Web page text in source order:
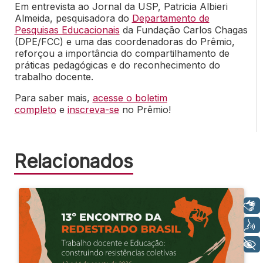
Em entrevista ao Jornal da USP, Patricia Albieri
Almeida, pesquisadora do Departamento de
Pesquisas Educacionais da Fundação Carlos Chagas
(DPE/FCC) e uma das coordenadoras do Prêmio,
reforçou a importância do compartilhamento de
práticas pedagógicas e do reconhecimento do
trabalho docente.
Para saber mais, acesse o boletim
completo e inscreva-seno Prêmio!
Relacionados
Libras
Voz
+ Acessibilidade